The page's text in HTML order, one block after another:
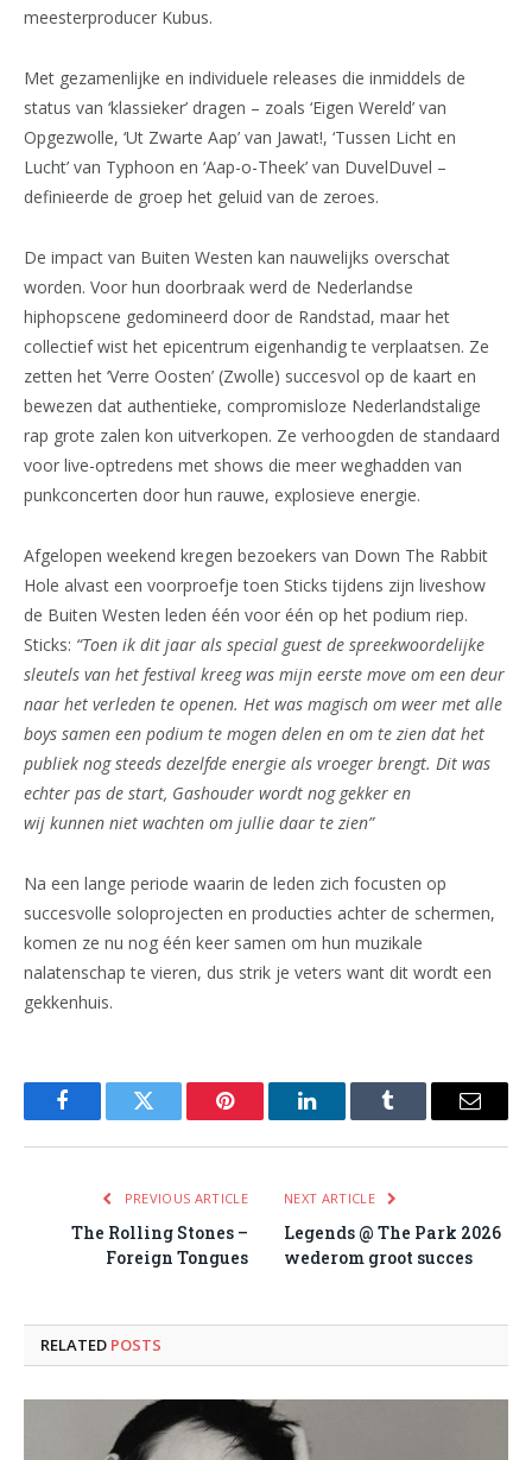
meesterproducer Kubus.
Met gezamenlijke en individuele releases die inmiddels de
status van ‘klassieker’ dragen – zoals ‘Eigen Wereld’ van
Opgezwolle, ‘Ut Zwarte Aap’ van Jawat!, ‘Tussen Licht en
Lucht’ van Typhoon en ‘Aap-o-Theek’ van DuvelDuvel –
definieerde de groep het geluid van de zeroes.
De impact van Buiten Westen kan nauwelijks overschat
worden. Voor hun doorbraak werd de Nederlandse
hiphopscene gedomineerd door de Randstad, maar het
collectief wist het epicentrum eigenhandig te verplaatsen. Ze
zetten het ‘Verre Oosten’ (Zwolle) succesvol op de kaart en
bewezen dat authentieke, compromisloze Nederlandstalige
rap grote zalen kon uitverkopen. Ze verhoogden de standaard
voor live-optredens met shows die meer weghadden van
punkconcerten door hun rauwe, explosieve energie.
Afgelopen weekend kregen bezoekers van Down The Rabbit
Hole alvast een voorproefje toen Sticks tijdens zijn liveshow
de Buiten Westen leden één voor één op het podium riep.
Sticks: “Toen ik dit jaar als special guest de spreekwoordelijke
sleutels van het festival kreeg was mijn eerste move om een deur
naar het verleden te openen. Het was magisch om weer met alle
boys samen een podium te mogen delen en om te zien dat het
publiek nog steeds dezelfde energie als vroeger brengt. Dit was
echter pas de start, Gashouder wordt nog gekker en
wij kunnen niet wachten om jullie daar te zien”
Na een lange periode waarin de leden zich focusten op
succesvolle soloprojecten en producties achter de schermen,
komen ze nu nog één keer samen om hun muzikale
nalatenschap te vieren, dus strik je veters want dit wordt een
gekkenhuis.
FacebookTwitter Pinterest LinkedInTumblr Email
PREVIOUS ARTICLE
The Rolling Stones –
Foreign Tongues
NEXT ARTICLE
Legends @ The Park 2026
wederom groot succes
RELATED POSTS